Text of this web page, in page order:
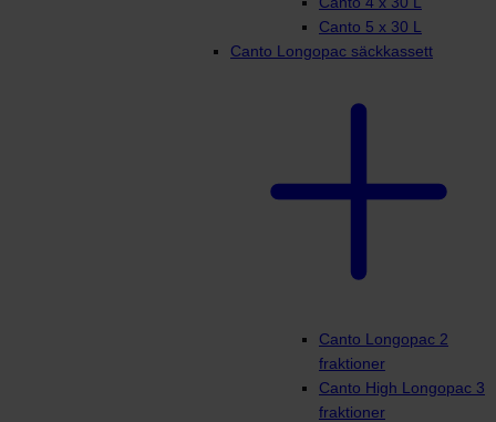
Canto 5 x 30 L
Canto Longopac säckkassett
Canto Longopac 2
fraktioner
Canto High Longopac 3
fraktioner